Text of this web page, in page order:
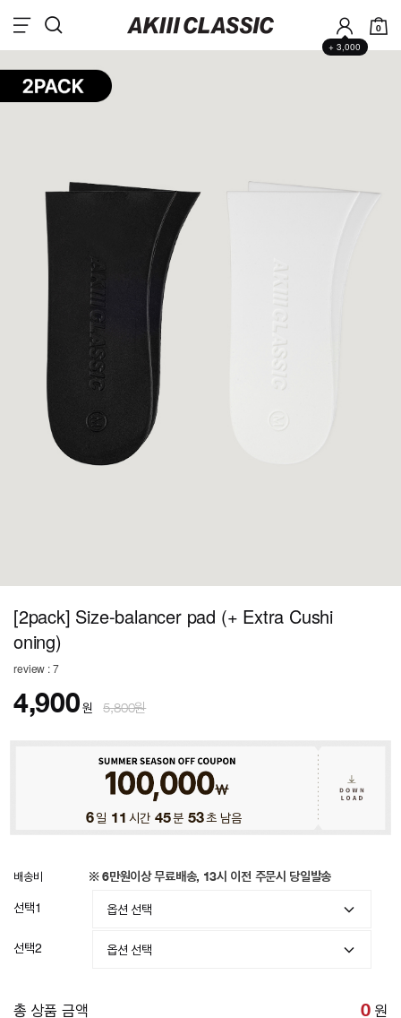
+ 3,000
0
[2pack] Size-balancer pad (+ Extra Cushi
oning)
review : 7
4,900원 5,800원
6일 11 시간 45분 50초 남음
배송비 ※ 6만원이상 무료배송, 13시 이전 주문시 당일발송
선택1
선택2
총 상품 금액 0 원